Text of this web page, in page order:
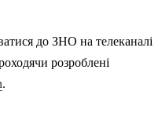
до ЗНО на телеканалі
розроблені
.